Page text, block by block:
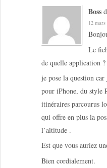
Boss
12
Le
de quelle application
je pose la question
pour iPhone, du style
itinéraires parcourus
qui offre en plus la
l’altitude .
Est que vous auriez
Bien cordialement.